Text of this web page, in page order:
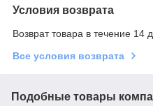
Условия возврата
Возврат товара в течение 14
Все условия возврата
Подобные товары